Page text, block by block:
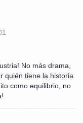
No más drama,
quién tiene la historia
como equilibrio, no